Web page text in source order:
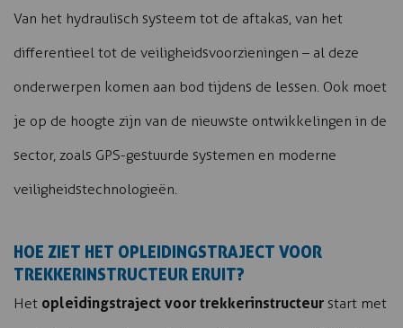
Van het hydraulisch systeem tot de aftakas, van het
differentieel tot de veiligheidsvoorzieningen – al deze
onderwerpen komen aan bod tijdens de lessen. Ook moet
je op de hoogte zijn van de nieuwste ontwikkelingen in de
sector, zoals GPS-gestuurde systemen en moderne
veiligheidstechnologieën.
HOE ZIET HET OPLEIDINGSTRAJECT VOOR
TREKKERINSTRUCTEUR ERUIT?
Het opleidingstraject voor trekkerinstructeur start met